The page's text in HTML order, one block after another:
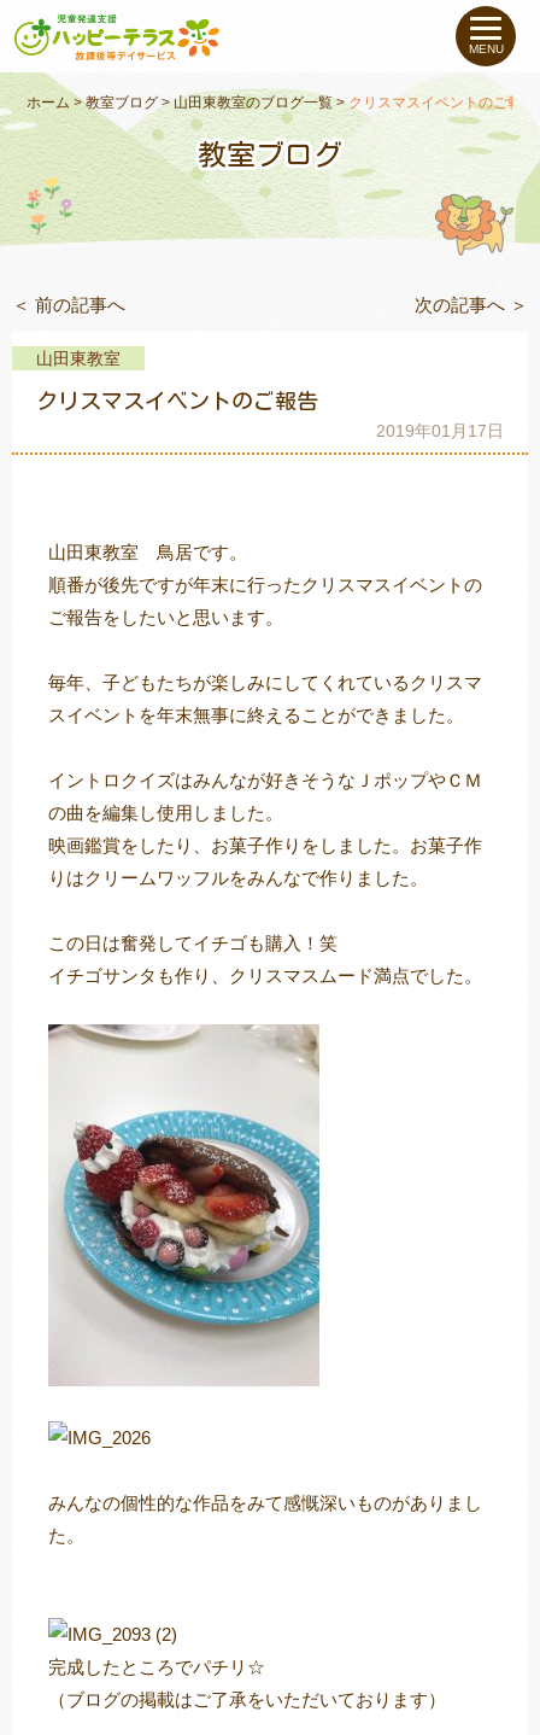
私たちについて
未就学のお子さま（０〜６才）
小学生〜高校生のお子さま
支援事例
教室一覧
MENU
ホーム >教室ブログ>山田東教室のブログ一覧>クリスマスイベントのご報告
教室ブログ
＜ 前の記事へ 次の記事へ ＞
山田東教室
クリスマスイベントのご報告
2019年01月17日
山田東教室 鳥居です。
順番が後先ですが年末に行ったクリスマスイベントの
ご報告をしたいと思います。
毎年、子どもたちが楽しみにしてくれているクリスマ
スイベントを年末無事に終えることができました。
イントロクイズはみんなが好きそうなＪポップやＣＭ
の曲を編集し使用しました。
映画鑑賞をしたり、お菓子作りをしました。お菓子作
りはクリームワッフルをみんなで作りました。
この日は奮発してイチゴも購入！笑
イチゴサンタも作り、クリスマスムード満点でした。
みんなの個性的な作品をみて感慨深いものがありまし
た。
完成したところでパチリ☆
（ブログの掲載はご了承をいただいております）